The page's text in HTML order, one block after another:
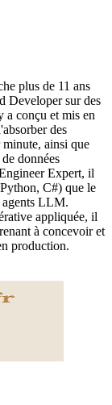
plus de 11 ans
Developer sur des
a conçu et mis en
des
minute, ainsi que
données
Expert, il
C#) que le
agents LLM.
appliquée, il
à concevoir et
production.